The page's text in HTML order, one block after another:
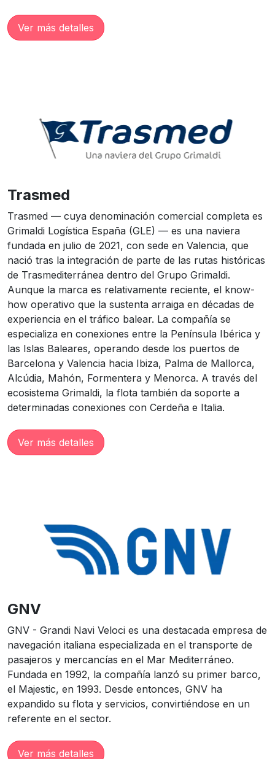
Ver más detalles
Trasmed
Trasmed — cuya denominación comercial completa es
Grimaldi Logística España (GLE) — es una naviera
fundada en julio de 2021, con sede en Valencia, que
nació tras la integración de parte de las rutas históricas
de Trasmediterránea dentro del Grupo Grimaldi.
Aunque la marca es relativamente reciente, el know-
how operativo que la sustenta arraiga en décadas de
experiencia en el tráfico balear. La compañía se
especializa en conexiones entre la Península Ibérica y
las Islas Baleares, operando desde los puertos de
Barcelona y Valencia hacia Ibiza, Palma de Mallorca,
Alcúdia, Mahón, Formentera y Menorca. A través del
ecosistema Grimaldi, la flota también da soporte a
determinadas conexiones con Cerdeña e Italia.
Ver más detalles
GNV
GNV - Grandi Navi Veloci es una destacada empresa de
navegación italiana especializada en el transporte de
pasajeros y mercancías en el Mar Mediterráneo.
Fundada en 1992, la compañía lanzó su primer barco,
el Majestic, en 1993. Desde entonces, GNV ha
expandido su flota y servicios, convirtiéndose en un
referente en el sector.
Ver más detalles